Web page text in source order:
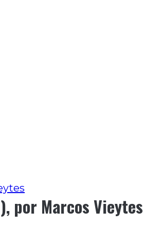
por Marcos Vieytes